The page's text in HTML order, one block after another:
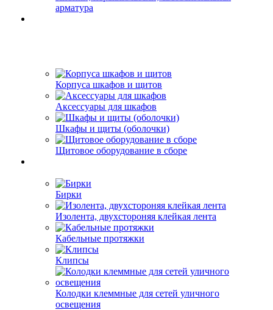
арматура
Корпуса шкафов и щитов
Аксессуары для шкафов
Шкафы и щиты (оболочки)
Щитовое оборудование в сборе
Бирки
Изолента, двухстороняя клейкая лента
Кабельные протяжки
Клипсы
Колодки клеммные для сетей уличного
освещения